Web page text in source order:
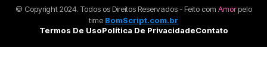
© Copyright 2024. Todos os Direitos Reservados - Feito com Amorpelo
time BomScript.com.br
Termos De UsoPolítica De PrivacidadeContato